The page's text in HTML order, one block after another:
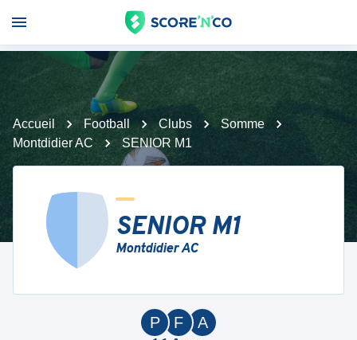
Accueil Football Clubs
Somme
Montdidier AC
SENIOR M1
SENIOR M1
Montdidier AC
A
F
P